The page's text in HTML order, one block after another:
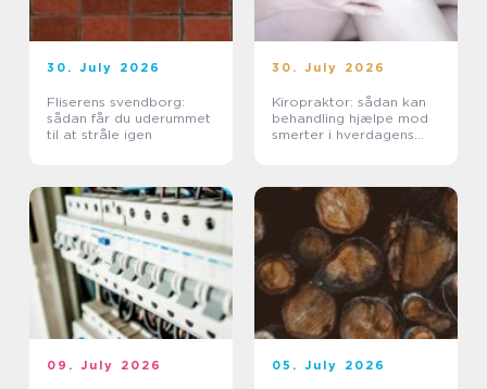
30. July 2026
Fliserens svendborg:
sådan får du uderummet
til at stråle igen
30. July 2026
Kiropraktor: sådan kan
behandling hjælpe mod
smerter i hverdagens
09. July 2026 05. July 2026